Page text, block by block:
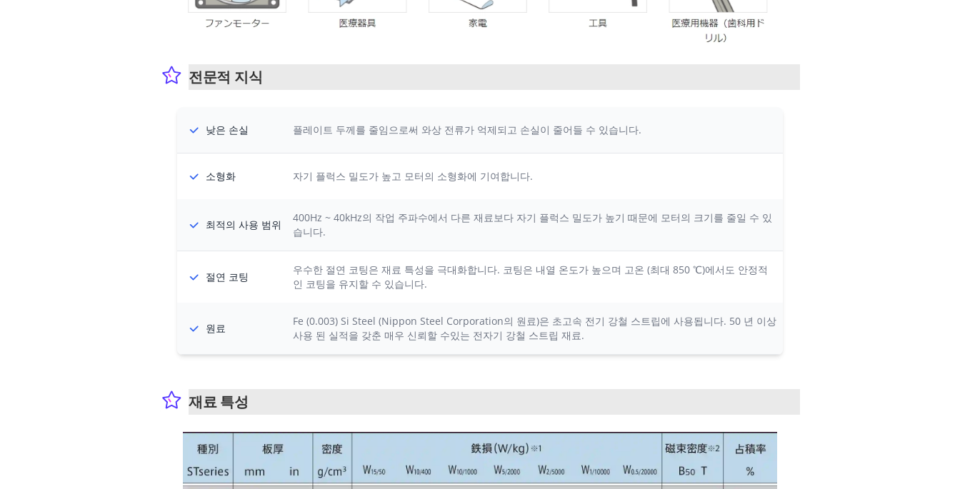
전문적 지식
낮은 손실 플레이트 두께를 줄임으로써 와상 전류가 억제되고 손실이 줄어들 수 있습니다.
소형화 자기 플럭스 밀도가 높고 모터의 소형화에 기여합니다.
최적의 사용 범위
400Hz ~ 40kHz의 작업 주파수에서 다른 재료보다 자기 플럭스 밀도가 높기 때문에 모터의 크기를 줄일 수 있
습니다.
절연 코팅
우수한 절연 코팅은 재료 특성을 극대화합니다. 코팅은 내열 온도가 높으며 고온 (최대 850 ℃)에서도 안정적
인 코팅을 유지할 수 있습니다.
원료
Fe (0.003) Si Steel (Nippon Steel Corporation의 원료)은 초고속 전기 강철 스트립에 사용됩니다. 50 년 이상
사용 된 실적을 갖춘 매우 신뢰할 수있는 전자기 강철 스트립 재료.
재료 특성